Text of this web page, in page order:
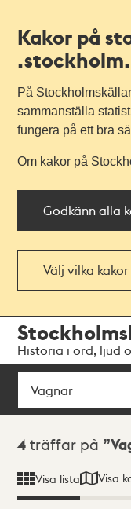
Kakor på
På
sammanställa
fungera på ett bra
Om kakor på
Godkänn alla
Välj vilka
navigationen
huvudinnehållet
Historia i ord, ljud
Sök
Sökresultat
4 träffar på
Visa lista Visa